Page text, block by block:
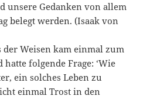
unsere Gedanken von allem
belegt werden. (Isaak von
der Weisen kam einmal zum
folgende Frage: ‘Wie
ein solches Leben zu
einmal Trost in den